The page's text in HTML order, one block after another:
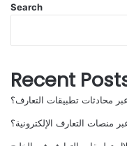
Search
Recent
محادثات تطبيقات التعارف؟
منصات التعارف الإلكترونية؟